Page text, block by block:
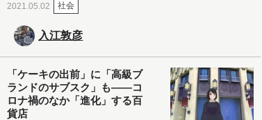
2021.05.02 社会
入江敦彦
「ケーキの出前」に「高級ブ
ランドのサブスク」も――コ
ロナ禍のなか「進化」する百
貨店